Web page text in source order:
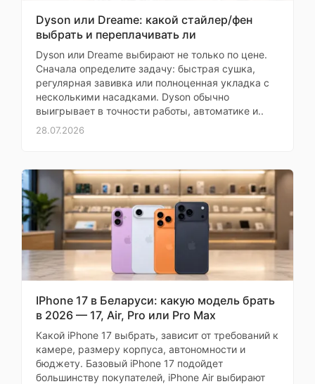
пылесоса
Объем резервуара
для воды
Навигация
Системы
навигации
контактный
бампер,
лидар,
лазерные
датчики
препятствий
высота одиночных
ступеней
20 мм
Функциональность
Dyson или Dreame: какой стайлер/фен
выбрать и переплачивать ли
Dyson или Dreame выбирают не только по цене.
Сначала определите задачу: быстрая сушка,
регулярная завивка или полноценная укладка с
несколькими насадками. Dyson обычно
выигрывает в точности работы, автоматике и..
28.07.2026
IPhone 17 в Беларуси: какую модель брать
в 2026 — 17, Air, Pro или Pro Max
Какой iPhone 17 выбрать, зависит от требований к
камере, размеру корпуса, автономности и
бюджету. Базовый iPhone 17 подойдет
большинству покупателей, iPhone Air выбирают